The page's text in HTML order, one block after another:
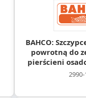
BAHCO:
powrotną do
pierścieni
2990-